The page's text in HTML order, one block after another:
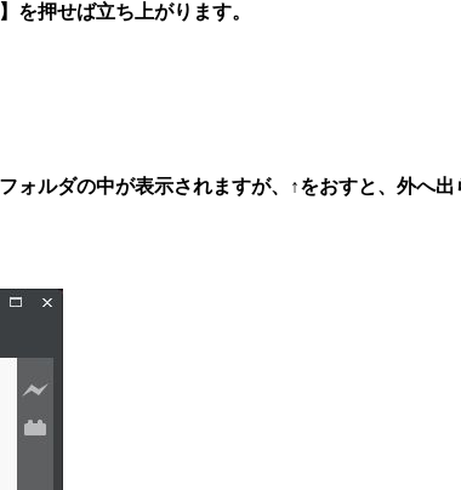
押せば立ち上がります。
ルダの中が表示されますが、↑をおすと、外へ出